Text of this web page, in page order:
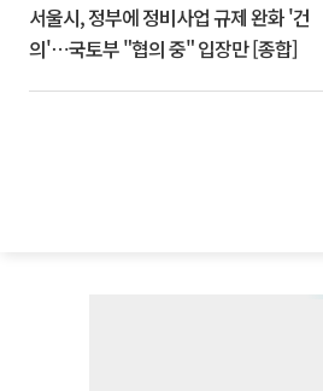
서울시, 정부에 정비사업 규제 완화 '건
의'⋯국토부 "협의 중" 입장만 [종합]